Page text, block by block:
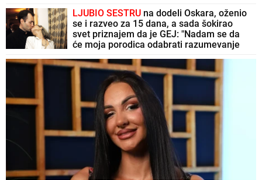
LJUBIO SESTRU na dodeli Oskara, oženio
se i razveo za 15 dana, a sada šokirao
svet priznajem da je GEJ: "Nadam se da
će moja porodica odabrati razumevanje